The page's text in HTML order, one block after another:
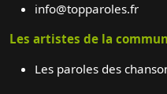
info@topparoles.fr
Les artistes de la
Les paroles des